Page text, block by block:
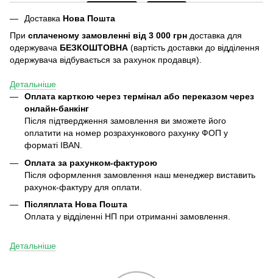
Доставка Нова Пошта
При сплаченому замовленні від 3 000 грн доставка для
одержувача БЕЗКОШТОВНА (вартість доставки до відділення
одержувача відбувається за рахунок продавця).
Детальніше
Оплата карткою через термінал або переказом через
онлайн-банкінг
Після підтвердження замовлення ви зможете його
оплатити на номер розрахункового рахунку ФОП у
форматі IBAN.
Оплата за рахунком-фактурою
Після оформлення замовлення наш менеджер виставить
рахунок-фактуру для оплати.
Післяплата Нова Пошта
Оплата у відділенні НП при отриманні замовлення.
Детальніше